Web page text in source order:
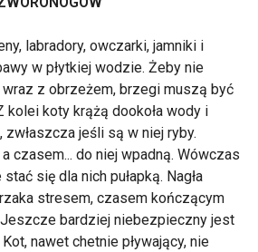
labradory, owczarki, jamniki i
w płytkiej wodzie. Żeby nie
wraz z obrzeżem, brzegi muszą być
kolei koty krążą dookoła wody i
zwłaszcza jeśli są w niej ryby.
czasem... do niej wpadną. Wówczas
się dla nich pułapką. Nagła
stresem, czasem kończącym
bardziej niebezpieczny jest
nawet chetnie pływający, nie